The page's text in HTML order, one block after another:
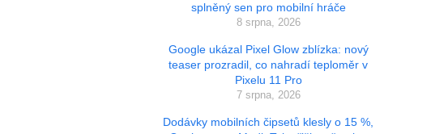
splněný sen pro mobilní hráče
8 srpna, 2026
Google ukázal Pixel Glow zblízka: nový
teaser prozradil, co nahradí teploměr v
Pixelu 11 Pro
7 srpna, 2026
Dodávky mobilních čipsetů klesly o 15 %,